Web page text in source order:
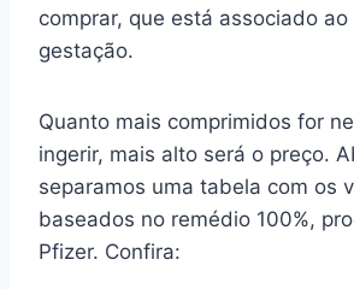
comprar, que está associado
gestação.
Quanto mais comprimidos for
ingerir, mais alto será o preço.
separamos uma tabela com os
baseados no remédio 100%,
Pfizer. Confira: